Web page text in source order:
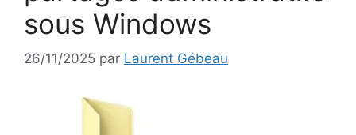
sous Windows
26/11/2025 par Laurent Gébeau